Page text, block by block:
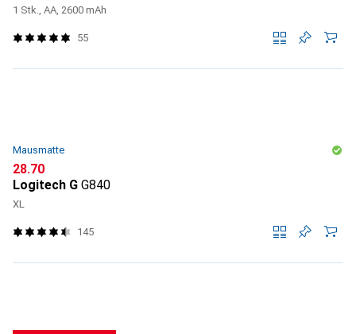
1 Stk., AA, 2600 mAh
55
Mausmatte
CHF
28.70
Logitech G G840
XL
145